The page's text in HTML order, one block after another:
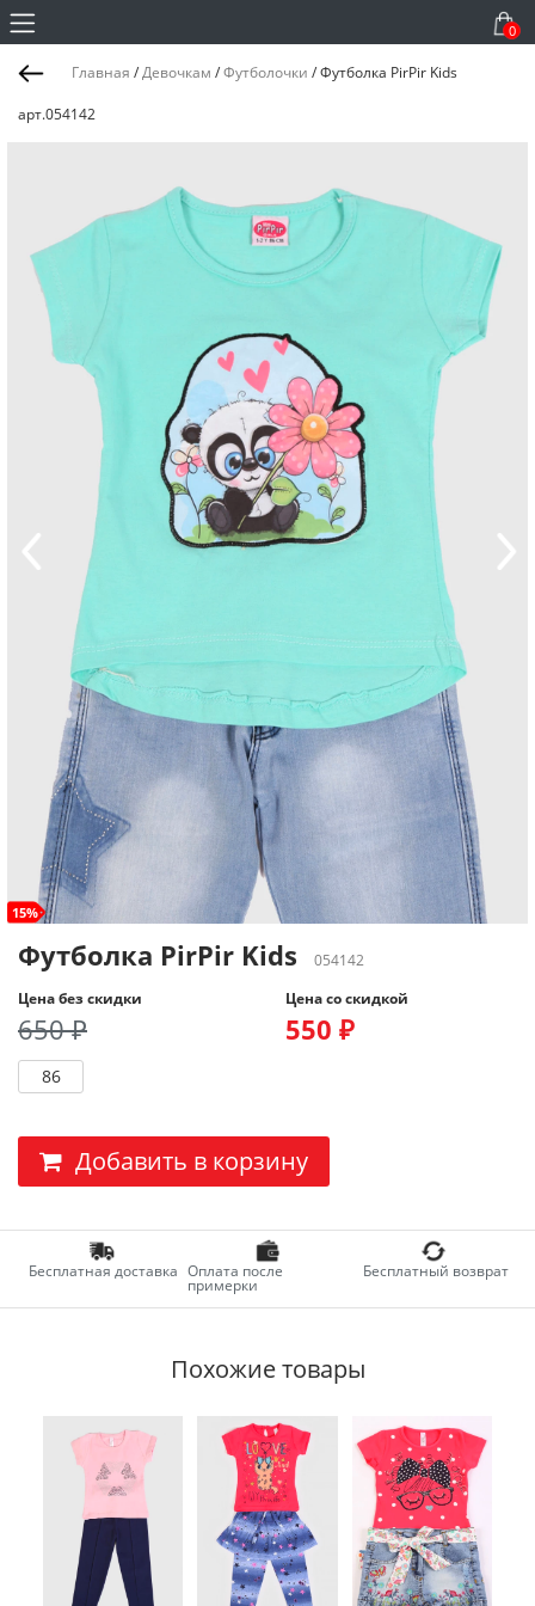
0
Главная /Девочкам /Футболочки /Футболка PirPir Kids
арт.054142
15%
Футболка PirPir Kids
054142
Цена без скидки
650 ₽
Цена со скидкой
550 ₽
86
Добавить в корзину
Бесплатная доставка Оплата после
примерки
Бесплатный возврат
Похожие товары